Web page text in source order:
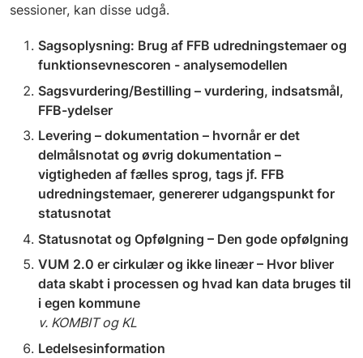
sessioner, kan disse udgå.
Sagsoplysning: Brug af FFB udredningstemaer og
funktionsevnescoren - analysemodellen
Sagsvurdering/Bestilling – vurdering, indsatsmål,
FFB-ydelser
Levering – dokumentation – hvornår er det
delmålsnotat og øvrig dokumentation –
vigtigheden af fælles sprog, tags jf. FFB
udredningstemaer, genererer udgangspunkt for
statusnotat
Statusnotat og Opfølgning – Den gode opfølgning
VUM 2.0 er cirkulær og ikke lineær – Hvor bliver
data skabt i processen og hvad kan data bruges til
i egen kommune
v. KOMBIT og KL
Ledelsesinformation